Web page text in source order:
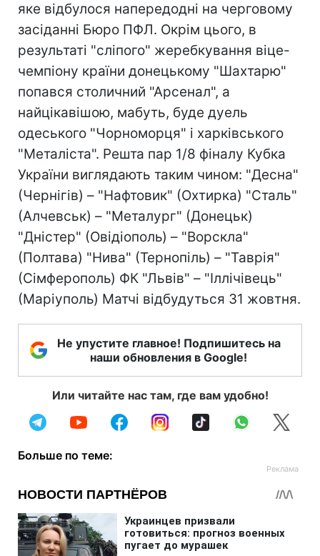
яке відбулося напередодні на черговому
засіданні Бюро ПФЛ. Окрім цього, в
результаті "сліпого" жеребкування віце-
чемпіону країни донецькому "Шахтарю"
попався столичний "Арсенал", а
найцікавішою, мабуть, буде дуель
одеського "Чорноморця" і харківського
"Металіста". Решта пар 1/8 фіналу Кубка
України виглядають таким чином: "Десна"
(Чернігів) – "Нафтовик" (Охтирка) "Сталь"
(Алчевськ) – "Металург" (Донецьк)
"Дністер" (Овідіополь) – "Ворскла"
(Полтава) "Нива" (Тернопіль) – "Таврія"
(Сімферополь) ФК "Львів" – "Іллічівець"
(Маріуполь) Матчі відбудуться 31 жовтня.
Не упустите главное! Подпишитесь на
наши обновления в Google!
Или читайте нас там, где вам удобно!
Больше по теме: